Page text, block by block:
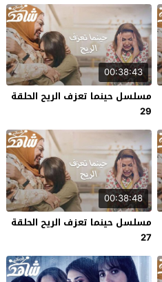
00:38:43
مسلسل حينما تعزف الريح الحلقة
29
00:38:48
مسلسل حينما تعزف الريح الحلقة
27